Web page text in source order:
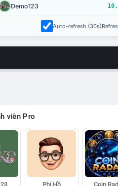
Demo123
Auto-refresh (30s)
viên Pro
Phí Hồ Coin